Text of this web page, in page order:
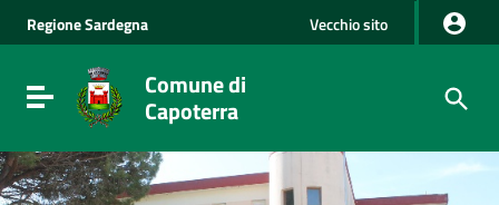
Vai alla navigazione del sito
Vai al Footer
RegioneSardegna Vecchio sito
Visualizza/nascondi menu di navigazione
Comune di
Capoterra